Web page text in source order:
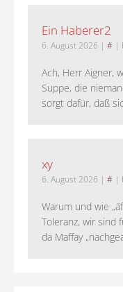
Ein Haberer2
6. August 2026 | # |
Ach, Herr Aigner,
Suppe, die
sorgt dafür, daß
xy
6. August 2026 | # |
Warum und wie
Toleranz, wir sind
da Maffay